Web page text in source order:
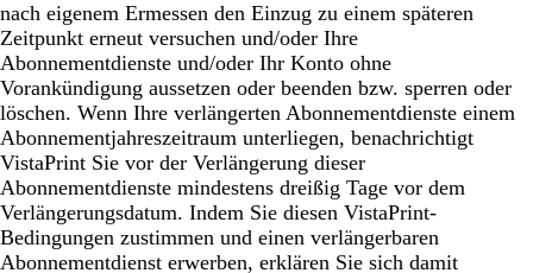
nach eigenem Ermessen den Einzug zu einem späteren
Zeitpunkt erneut versuchen und/oder Ihre
Abonnementdienste und/oder Ihr Konto ohne
Vorankündigung aussetzen oder beenden bzw. sperren oder
löschen. Wenn Ihre verlängerten Abonnementdienste einem
Abonnementjahreszeitraum unterliegen, benachrichtigt
VistaPrint Sie vor der Verlängerung dieser
Abonnementdienste mindestens dreißig Tage vor dem
Verlängerungsdatum. Indem Sie diesen VistaPrint-
Bedingungen zustimmen und einen verlängerbaren
Abonnementdienst erwerben, erklären Sie sich damit